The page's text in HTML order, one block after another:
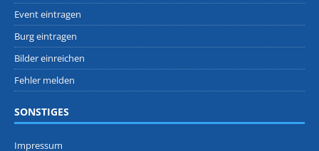
Event eintragen
Burg eintragen
Bilder einreichen
Fehler melden
SONSTIGES
Impressum